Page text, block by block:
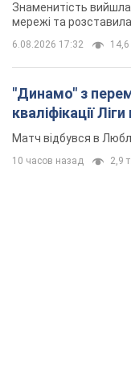
Знаменитість
мережі та розставила
6.08.2026 17:32 14,6
"Динамо" з
кваліфікації
Матч відбувся в
10 часов назад 2,9 т.